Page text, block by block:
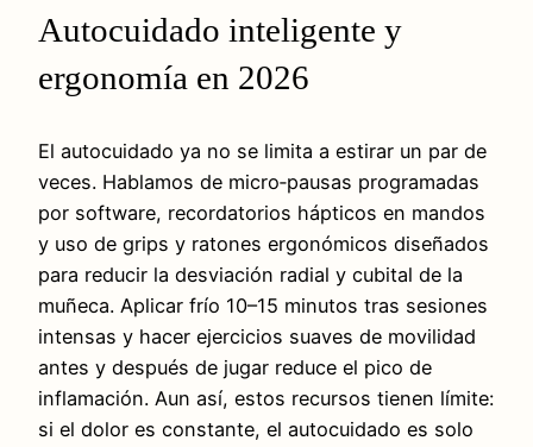
Autocuidado inteligente y
ergonomía en 2026
El autocuidado ya no se limita a estirar un par de
veces. Hablamos de micro‑pausas programadas
por software, recordatorios hápticos en mandos
y uso de grips y ratones ergonómicos diseñados
para reducir la desviación radial y cubital de la
muñeca. Aplicar frío 10–15 minutos tras sesiones
intensas y hacer ejercicios suaves de movilidad
antes y después de jugar reduce el pico de
inflamación. Aun así, estos recursos tienen límite:
si el dolor es constante, el autocuidado es solo